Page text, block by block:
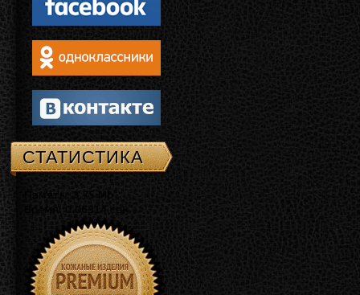
СТАТИСТИКА
Память: 3.75 Mb
Время: 0.06314 сек.